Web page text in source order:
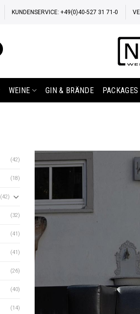
KUNDENSERVICE: +49(0)40-527 31 71-0
WEINE GIN & BRÄNDE PACKAGES
(42)
(18)
(42)
(32)
(41)
(41)
(26)
(40)
(14)